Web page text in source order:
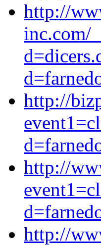
http://
inc.com/
http://
http://
http://